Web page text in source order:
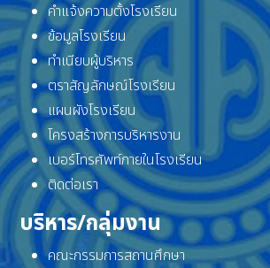
คำแจ้งความตั้งโรงเรียน
ข้อมูลโรงเรียน
ทำเนียบผู้บริหาร
ตราสัญลักษณ์โรงเรียน
แผนผังโรงเรียน
โครงสร้างการบริหารงาน
เบอร์โทรศัพท์ภายในโรงเรียน
ติดต่อเรา
บริหาร/กลุ่มงาน
คณะกรรมการสถานศึกษา